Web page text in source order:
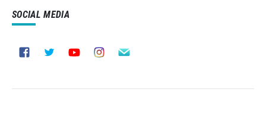
SOCIAL MEDIA